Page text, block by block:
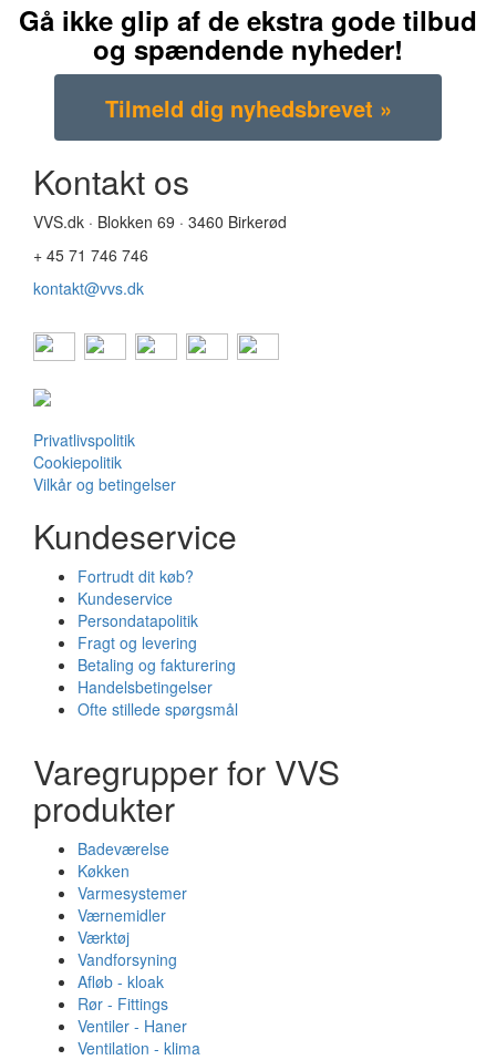
Gå ikke glip af de ekstra gode tilbud
og spændende nyheder!
Kontakt os
VVS.dk · Blokken 69 · 3460 Birkerød
+ 45 71 746 746
kontakt@vvs.dk
Privatlivspolitik
Cookiepolitik
Vilkår og betingelser
Kundeservice
Fortrudt dit køb?
Kundeservice
Persondatapolitik
Fragt og levering
Betaling og fakturering
Handelsbetingelser
Ofte stillede spørgsmål
Varegrupper for VVS
produkter
Badeværelse
Køkken
Varmesystemer
Værnemidler
Værktøj
Vandforsyning
Afløb - kloak
Rør - Fittings
Ventiler - Haner
Ventilation - klima